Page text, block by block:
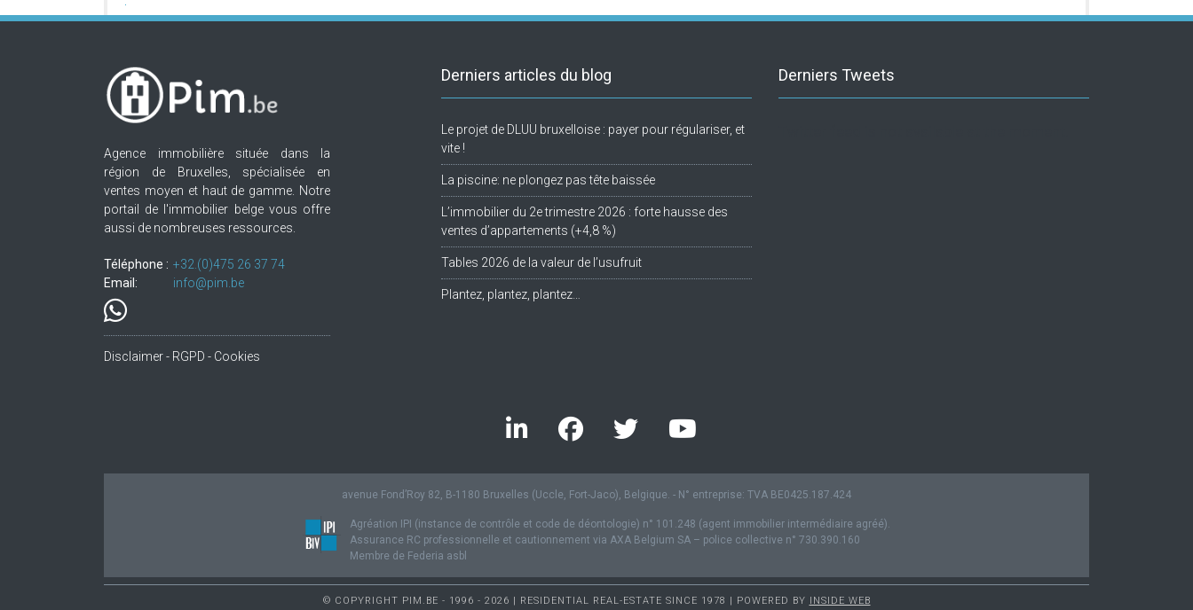
Agence immobilière située dans la
région de Bruxelles, spécialisée en
ventes moyen et haut de gamme. Notre
portail de l'immobilier belge vous offre
aussi de nombreuses ressources.
Téléphone : +32.(0)475 26 37 74
Email:
info@pim.be
Disclaimer - RGPD - Cookies
Derniers articles du blog
Le projet de DLUU bruxelloise : payer pour régulariser, et
vite !
La piscine: ne plongez pas tête baissée
L’immobilier du 2e trimestre 2026 : forte hausse des
ventes d’appartements (+4,8 %)
Tables 2026 de la valeur de l’usufruit
Plantez, plantez, plantez…
Derniers Tweets
avenue Fond’Roy 82, B-1180 Bruxelles (Uccle, Fort-Jaco), Belgique. - N° entreprise: TVA BE0425.187.424
Agréation IPI (instance de contrôle et code de déontologie) n° 101.248 (agent immobilier intermédiaire agréé).
Assurance RC professionnelle et cautionnement via AXA Belgium SA – police collective n° 730.390.160
Membre de Federia asbl
© COPYRIGHT PIM.BE - 1996 - 2026 | RESIDENTIAL REAL-ESTATE SINCE 1978 | POWERED BY INSIDE WEB